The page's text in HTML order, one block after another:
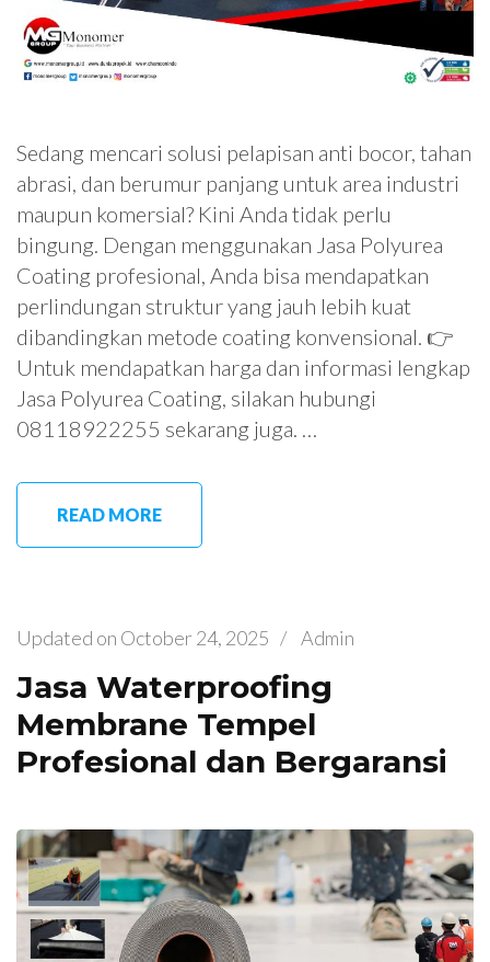
Sedang mencari solusi pelapisan anti bocor, tahan
abrasi, dan berumur panjang untuk area industri
maupun komersial? Kini Anda tidak perlu
bingung. Dengan menggunakan Jasa Polyurea
Coating profesional, Anda bisa mendapatkan
perlindungan struktur yang jauh lebih kuat
dibandingkan metode coating konvensional. 👉
Untuk mendapatkan harga dan informasi lengkap
Jasa Polyurea Coating, silakan hubungi
08118922255 sekarang juga. …
READ MORE
Updated on October 24, 2025 / Admin
Jasa Waterproofing
Membrane Tempel
Profesional dan Bergaransi